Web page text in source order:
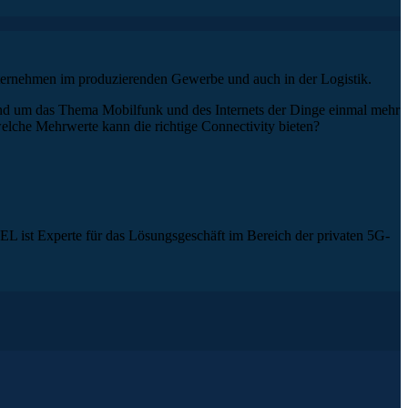
im produzierenden Gewerbe und auch in der Logistik.
das Thema Mobilfunk und des Internets der Dinge einmal mehr
Mehrwerte kann die richtige Connectivity bieten?
ist Experte für das Lösungsgeschäft im Bereich der privaten 5G-